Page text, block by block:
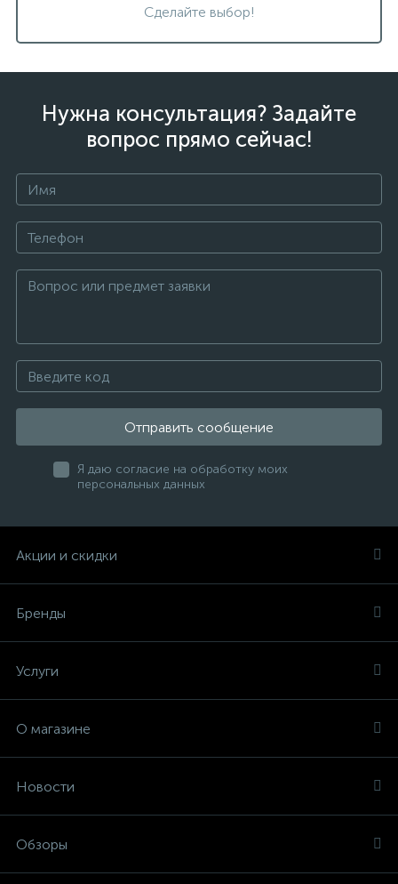
Сделайте выбор!
Нужна консультация? Задайте
вопрос прямо сейчас!
Отправить сообщение
Я даю согласие на обработку моих
персональных данных
Акции и скидки
Бренды
Услуги
О магазине
Новости
Обзоры